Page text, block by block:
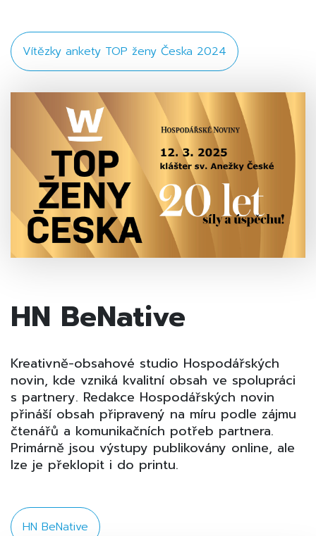
Vítězky ankety TOP ženy Česka 2024
HN BeNative
Kreativně-obsahové studio Hospodářských
novin, kde vzniká kvalitní obsah ve spolupráci
s partnery. Redakce Hospodářských novin
přináší obsah připravený na míru podle zájmu
čtenářů a komunikačních potřeb partnera.
Primárně jsou výstupy publikovány online, ale
lze je překlopit i do printu.
HN BeNative